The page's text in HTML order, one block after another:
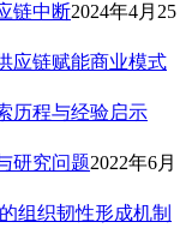
链中断2024年4月25
应链赋能商业模式
历程与经验启示
研究问题2022年6月
组织韧性形成机制